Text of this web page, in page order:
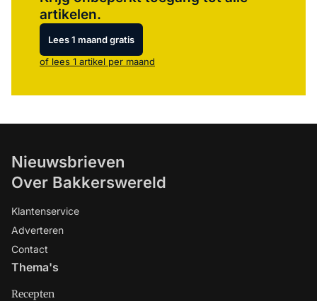
artikelen.
Lees 1 maand gratis
of lees 1 artikel per maand
Nieuwsbrieven
Over Bakkerswereld
Klantenservice
Adverteren
Contact
Thema's
Recepten